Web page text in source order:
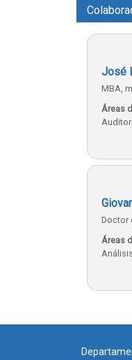
José
MBA,
Áreas
Doctor
Áreas